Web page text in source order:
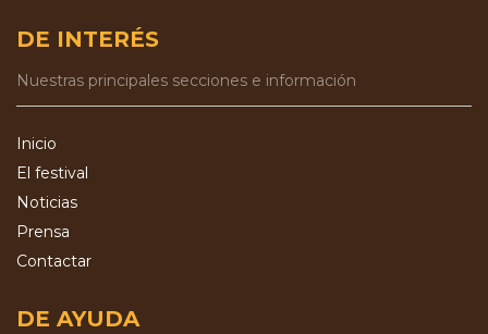
DE INTERÉS
Nuestras principales secciones e información
Inicio
El festival
Noticias
Prensa
Contactar
DE AYUDA